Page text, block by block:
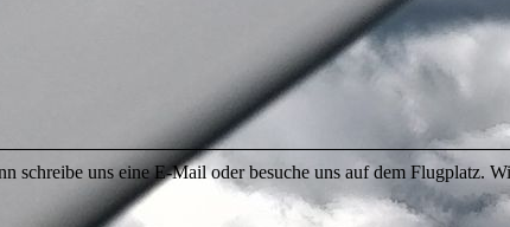
schreibe uns eine E-Mail oder besuche uns auf dem Flugplatz.